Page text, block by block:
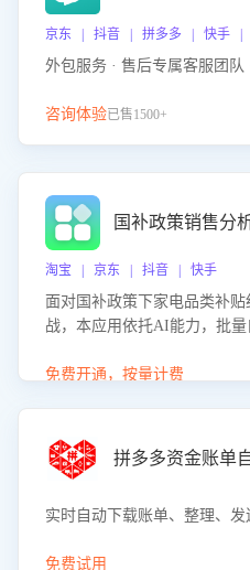
京东 | 抖音 | 拼多多 | 快手 |
外包服务 · 售后专属客服团队
咨询体验已售1500+
国补政策销售分
淘宝 | 京东 | 抖音 | 快手
面对国补政策下家电品类补
战，本应用依托AI能力，批
购买意向，深度洞察决策动因
度、客服转化能力及销售业绩
免费开通，按量计费
拼多多资金账单
实时自动下载账单、整理、发
免费试用